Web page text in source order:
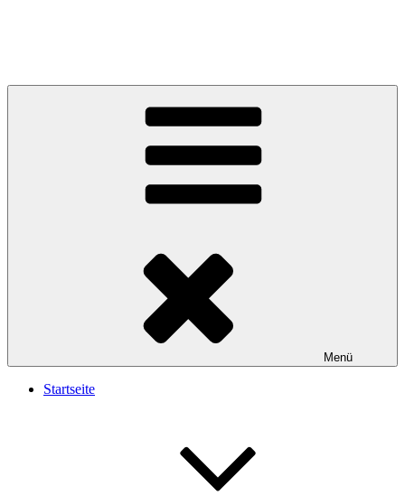
Menü
Startseite